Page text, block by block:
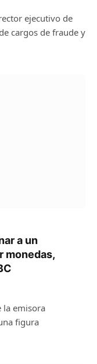
ejecutivo de
cargos de fraude y
a un
monedas,
emisora
figura